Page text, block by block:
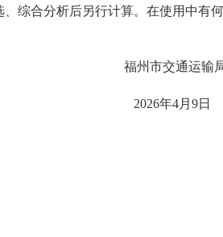
综合分析后另行计算。在使用中有
通运输
4月9日